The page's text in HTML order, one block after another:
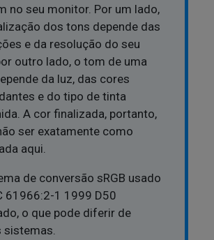
no seu monitor. Por um lado,
dos tons depende das
e da resolução do seu
outro lado, o tom de uma
da luz, das cores
e do tipo de tinta
A cor finalizada, portanto,
ser exatamente como
aqui.
de conversão sRGB usado
61966:2-1 1999 D50
o que pode diferir de
sistemas.